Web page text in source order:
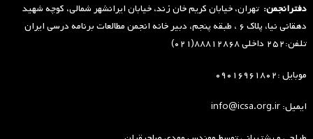
دفترانجمن: تهران، خیابان کریم خان زند، خیابان ایرانشهر شمالی، کوچه شهید
دهقانی نیا، پلاک ۶ ، طبقه پنجم، دبیر خانه انجمن مطالعات برنامه درسی ایران
تلفن:۲۵۲ داخلی ۸۸۸۱۲۸۶۸(۰۲۱)
موبایل :۰۹۰۱۶۹۶۱۸۰۲
ایمیل: info@icsa.org.ir